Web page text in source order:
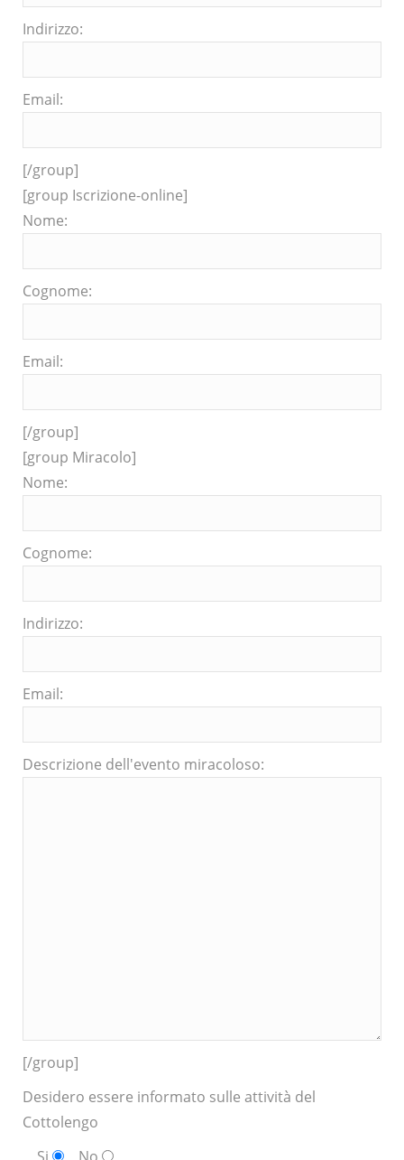
Indirizzo:
Email:
[/group]
[group Iscrizione-online]
Nome:
Cognome:
Email:
[/group]
[group Miracolo]
Nome:
Cognome:
Indirizzo:
Email:
Descrizione dell'evento miracoloso:
[/group]
Desidero essere informato sulle attività del
Cottolengo